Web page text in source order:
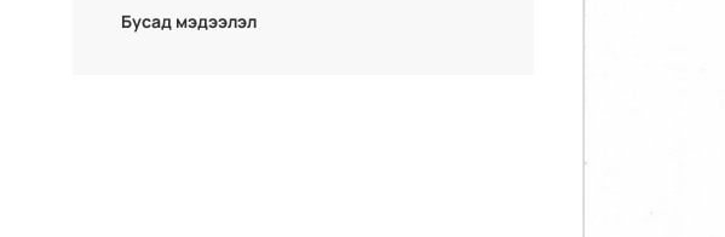
Бусад мэдээлэл